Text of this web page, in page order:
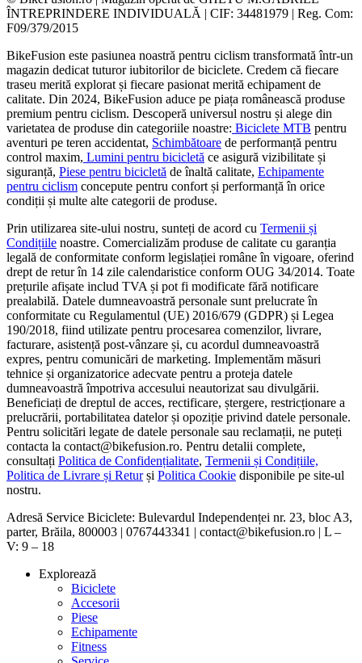
ÎNTREPRINDERE INDIVIDUALĂ | CIF: 34481979 | Reg. Com:
F09/379/2015
BikeFusion este pasiunea noastră pentru ciclism transformată într-un
magazin dedicat tuturor iubitorilor de biciclete. Credem că fiecare
traseu merită explorat și fiecare pasionat merită echipament de
calitate. Din 2024, BikeFusion aduce pe piața românească produse
premium pentru ciclism. Descoperă universul nostru și alege din
varietatea de produse din categoriile noastre: Biciclete MTB pentru
aventuri pe teren accidentat, Schimbătoare de performanță pentru
control maxim, Lumini pentru bicicletă ce asigură vizibilitate și
siguranță, Piese pentru bicicletă de înaltă calitate, Echipamente
pentru ciclism concepute pentru confort și performanță în orice
condiții și multe alte categorii de produse.
Prin utilizarea site-ului nostru, sunteți de acord cu Termenii și
Condițiile noastre. Comercializăm produse de calitate cu garanția
legală de conformitate conform legislației române în vigoare, oferind
drept de retur în 14 zile calendaristice conform OUG 34/2014. Toate
prețurile afișate includ TVA și pot fi modificate fără notificare
prealabilă. Datele dumneavoastră personale sunt prelucrate în
conformitate cu Regulamentul (UE) 2016/679 (GDPR) și Legea
190/2018, fiind utilizate pentru procesarea comenzilor, livrare,
facturare, asistență post-vânzare și, cu acordul dumneavoastră
expres, pentru comunicări de marketing. Implementăm măsuri
tehnice și organizatorice adecvate pentru a proteja datele
dumneavoastră împotriva accesului neautorizat sau divulgării.
Beneficiați de dreptul de acces, rectificare, ștergere, restricționare a
prelucrării, portabilitatea datelor și opoziție privind datele personale.
Pentru solicitări legate de datele personale sau reclamații, ne puteți
contacta la contact@bikefusion.ro. Pentru detalii complete,
consultați Politica de Confidențialitate, Termenii și Condițiile,
Politica de Livrare și Returși Politica Cookie disponibile pe site-ul
nostru.
Adresă Service Biciclete: Bulevardul Independenței nr. 23, bloc A3,
parter, Brăila, 800003 | 0767443341 | contact@bikefusion.ro | L –
V: 9 – 18
Explorează
Biciclete
Accesorii
Piese
Echipamente
Fitness